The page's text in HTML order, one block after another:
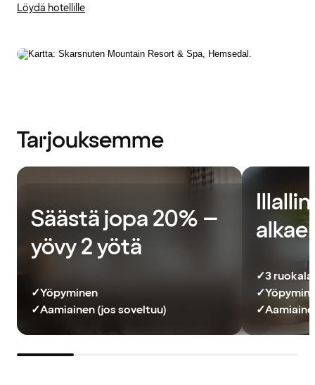
Löydä hotellille
Tarjouksemme
Säästä jopa 20% –
yövy 2 yötä
✓Yöpyminen
✓Aamiainen (jos soveltuu)
✓3
✓
✓